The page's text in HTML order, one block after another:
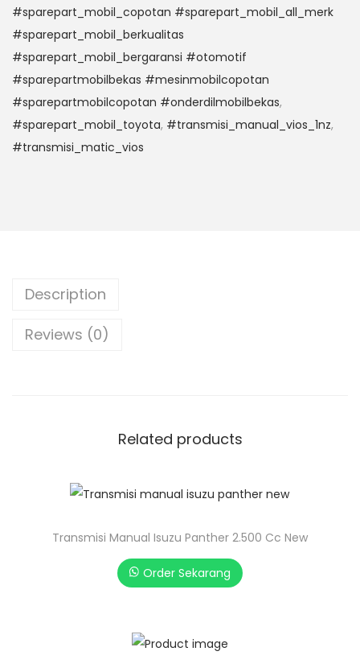
#sparepart_mobil_copotan #sparepart_mobil_all_merk
#sparepart_mobil_berkualitas
#sparepart_mobil_bergaransi #otomotif
#sparepartmobilbekas #mesinmobilcopotan
#sparepartmobilcopotan #onderdilmobilbekas,
#sparepart_mobil_toyota, #transmisi_manual_vios_1nz,
#transmisi_matic_vios
Description
Reviews (0)
Related products
Transmisi Manual Isuzu Panther 2.500 Cc New
Order Sekarang